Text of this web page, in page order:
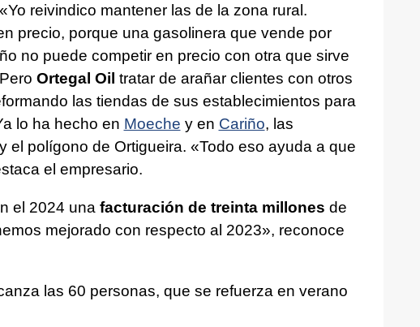
reivindico mantener las de la zona rural.
precio, porque una gasolinera que vende por
no puede competir en precio con otra que sirve
Ortegal Oil tratar de arañar clientes con otros
las tiendas de sus establecimientos para
lo ha hecho en Moeche y en Cariño, las
el polígono de Ortigueira. «Todo eso ayuda a que
el empresario.
el 2024 una facturación de treinta millones de
mejorado con respecto al 2023», reconoce
las 60 personas, que se refuerza en verano